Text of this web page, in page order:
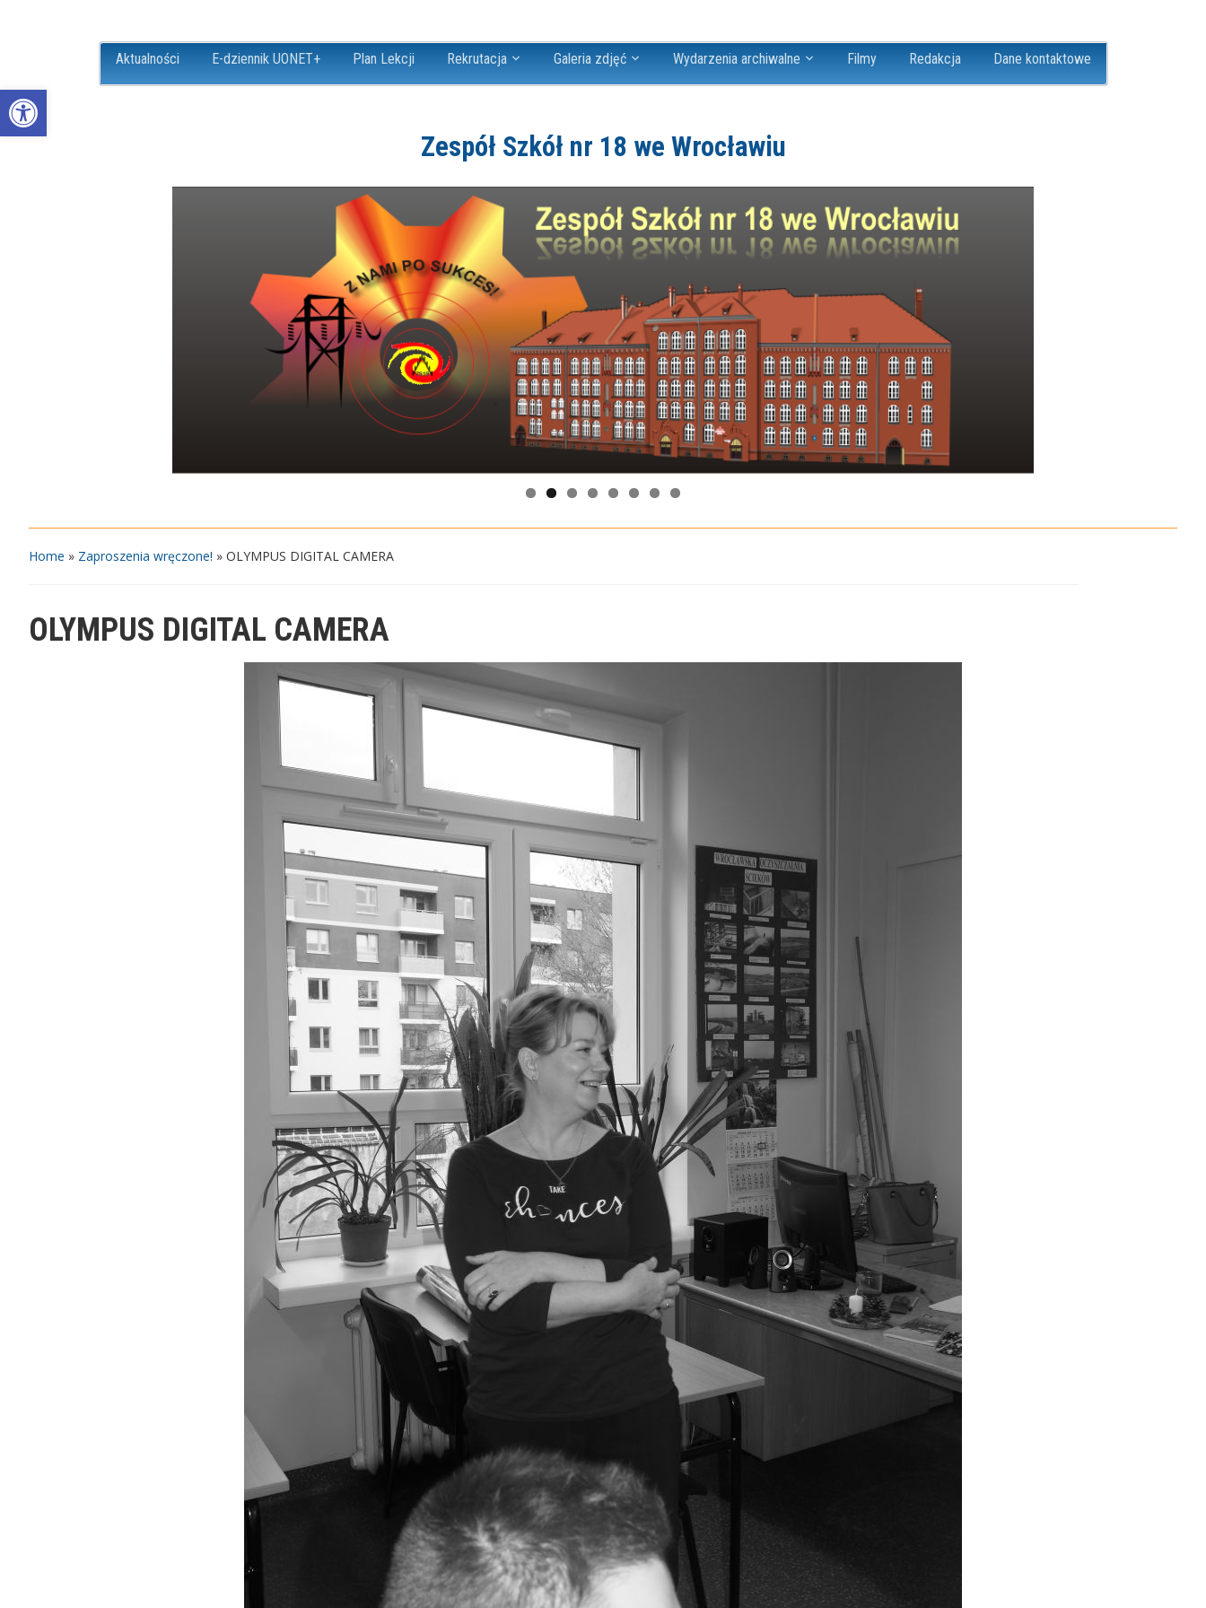
Open toolbar
Aktualności E-dziennik UONET+ Plan Lekcji Rekrutacja Galeria zdjęć Wydarzenia archiwalne Filmy Redakcja Dane kontaktowe
Zespół Szkół nr 18 we Wrocławiu
Home » Zaproszenia wręczone! » OLYMPUS DIGITAL CAMERA
OLYMPUS DIGITAL CAMERA